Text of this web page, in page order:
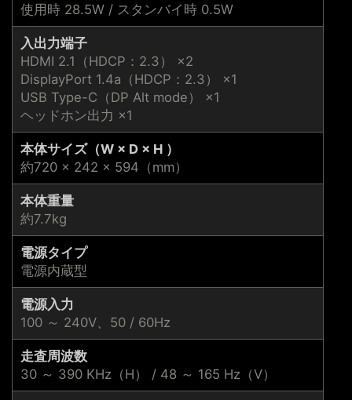
使用時 28.5W / スタンバイ時 0.5W
入出力端子
HDMI 2.1（HDCP：2.3） ×2
DisplayPort 1.4a（HDCP：2.3） ×1
USB Type-C（DP Alt mode） ×1
ヘッドホン出力 ×1
本体サイズ（W × D × H ）
約720 × 242 × 594（mm）
本体重量
約7.7kg
電源タイプ
電源内蔵型
電源入力
100 ～ 240V、50 / 60Hz
走査周波数
30 ～ 390 KHz（H） / 48 ～ 165 Hz（V）